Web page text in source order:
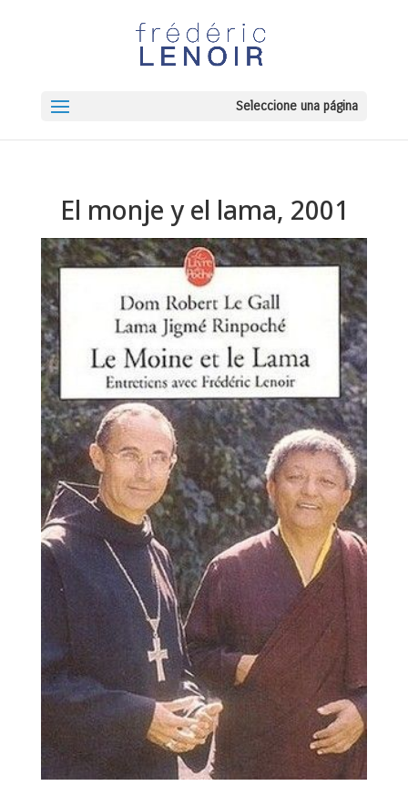
Seleccione una página
El monje y el lama, 2001